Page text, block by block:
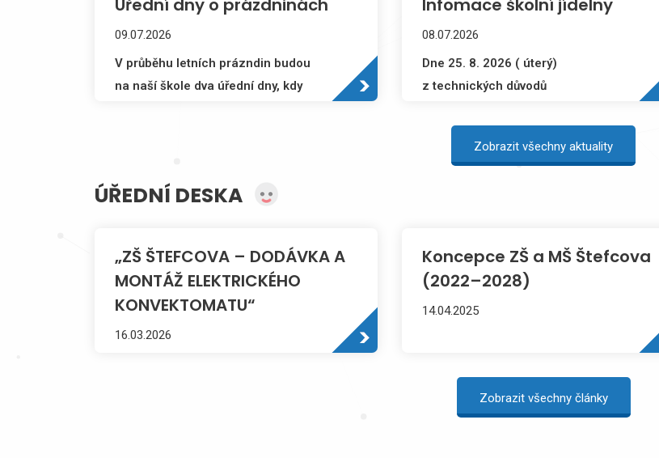
Úřední dny o prázdninách
09.07.2026
V průběhu letních prázndin budou
na naší škole dva úřední dny, kdy
Infomace školní jídelny
08.07.2026
Dne 25. 8. 2026 ( úterý)
z technických důvodů
stravování ve školní jídelně pro ZŠ
Zobrazit všechny aktuality
ÚŘEDNÍ DESKA
„ZŠ ŠTEFCOVA – DODÁVKA A
MONTÁŽ ELEKTRICKÉHO
KONVEKTOMATU“
16.03.2026
Koncepce ZŠ a MŠ Štefcova
(2022–2028)
14.04.2025
Štefcova (2022–2028)
Adresa: Štefcova 1092 Motto:
Zobrazit všechny články